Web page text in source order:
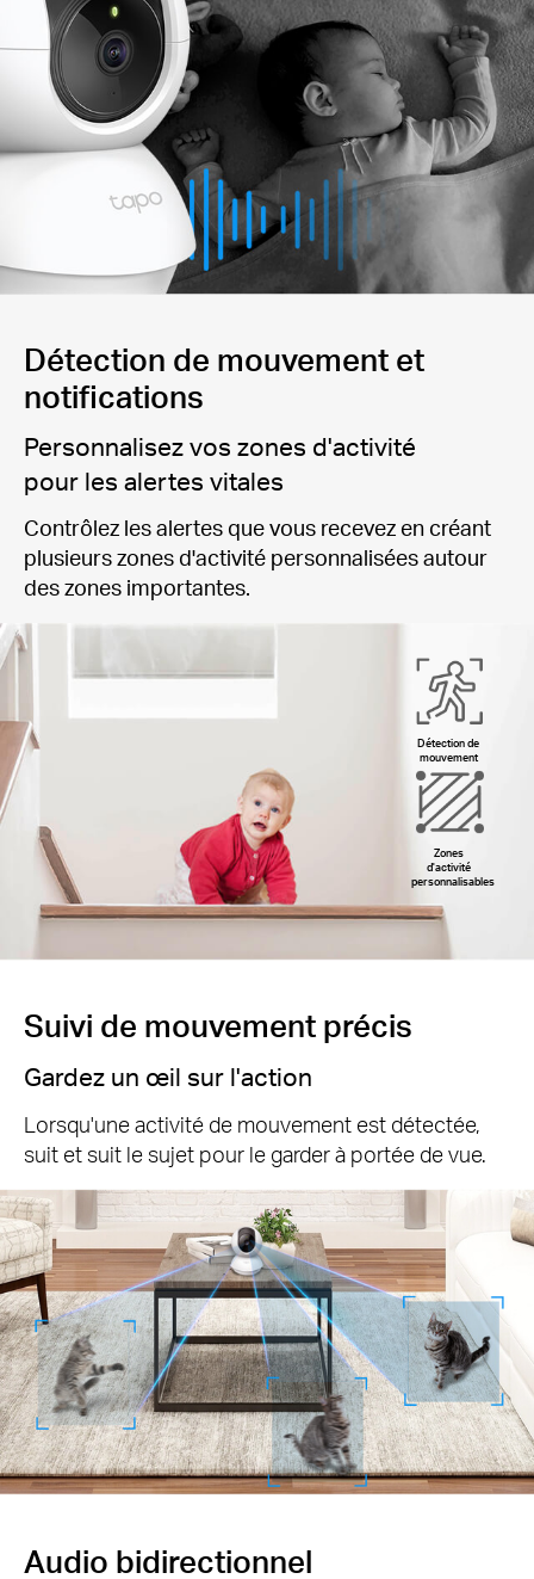
Détection de mouvement et
notifications
Personnalisez vos zones d'activité
pour les alertes vitales
Contrôlez les alertes que vous recevez en créant
plusieurs zones d'activité personnalisées autour
des zones importantes.
Détection de
mouvement
Zones
d'activité
personnalisables
Suivi de mouvement précis
Gardez un œil sur l'action
Lorsqu'une activité de mouvement est détectée,
suit et suit le sujet pour le garder à portée de vue.
Audio bidirectionnel